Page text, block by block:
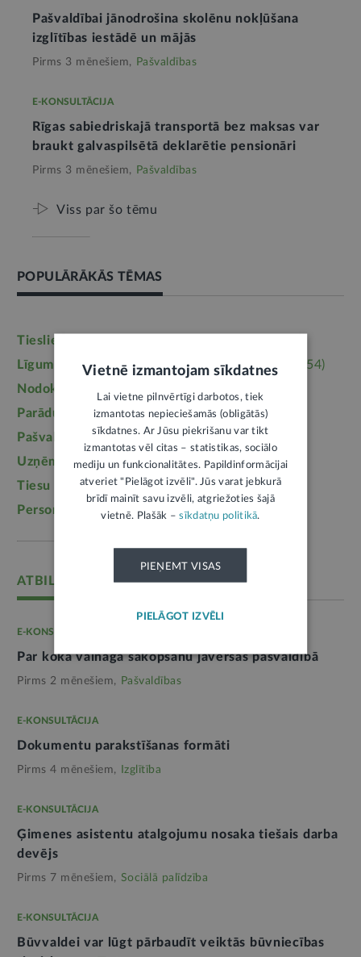
Pašvaldībai jānodrošina skolēnu nokļūšana
izglītības iestādē un mājās
Pirms 3 mēnešiem, Pašvaldības
E-KONSULTĀCIJA
Rīgas sabiedriskajā transportā bez maksas var
braukt galvaspilsētā deklarētie pensionāri
Pirms 3 mēnešiem, Pašvaldības
Viss par šo tēmu
POPULĀRĀKĀS TĒMAS
Tieslietas
Līgumi, dokumenti(5364) Īpašumtiesības
(3954)
Nodokļi
Parādu piedziņa(2558) Labklājība(2254)
Pašvaldības(2217) Uzturlīdzekļi(1457)
Uzņēmējdarbība (1355) Ģimene(1241)
Tiesu sistēma(1099) Izglītība(1095)
Personas dati
(1052)
ATBILD: RĪGAS DOME
E-KONSULTĀCIJA
Par koka vainaga sakopšanu jāvēršas pašvaldībā
Pirms 2 mēnešiem, Pašvaldības
E-KONSULTĀCIJA
Dokumentu parakstīšanas formāti
Pirms 4 mēnešiem, Izglītība
E-KONSULTĀCIJA
Ģimenes asistentu atalgojumu nosaka tiešais darba
devējs
Pirms 7 mēnešiem, Sociālā palīdzība
E-KONSULTĀCIJA
Būvvaldei var lūgt pārbaudīt veiktās būvniecības
Vietnē izmantojam sīkdatnes
Lai vietne pilnvērtīgi darbotos, tiek
izmantotas nepieciešamās (obligātās)
sīkdatnes. Ar Jūsu piekrišanu var tikt
izmantotas vēl citas – statistikas, sociālo
mediju un funkcionalitātes. Papildinformācijai
atveriet "Pielāgot izvēli". Jūs varat jebkurā
brīdī mainīt savu izvēli, atgriežoties šajā
vietnē. Plašāk –sīkdatņu politikā.
PIEŅEMT VISAS
PIELĀGOT IZVĒLI